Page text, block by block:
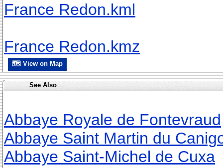
France Redon.kml
France Redon.kmz
🗺 View on Map
See Also
Abbaye Royale de Fontevraud
Abbaye Saint Martin du
Abbaye Saint-Michel de Cuxa